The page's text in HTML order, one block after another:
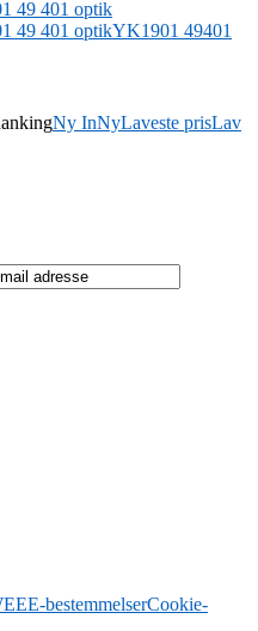
YK1901 49401
Ny InNyLaveste prisLav
bestemmelserCookie-